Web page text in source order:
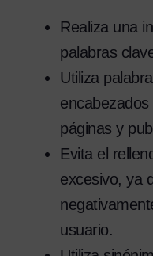
Realiza una
palabras
Utiliza
páginas y
Evita el
excesivo, ya
usuario.